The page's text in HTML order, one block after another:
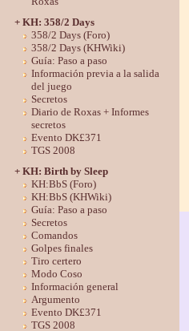
+ KH: 358/2 Days
358/2 Days (Foro)
358/2 Days (KHWiki)
Guía: Paso a paso
Información previa a la salida
del juego
Secretos
Diario de Roxas + Informes
secretos
Evento DK£371
TGS 2008
+ KH: Birth by Sleep
KH:BbS (Foro)
KH:BbS (KHWiki)
Guía: Paso a paso
Secretos
Comandos
Golpes finales
Tiro certero
Modo Coso
Información general
Argumento
Evento DK£371
TGS 2008